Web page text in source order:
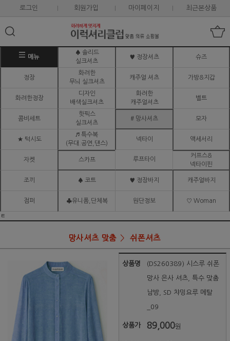
로그인 회원가입 마이페이지 최근본상품
메뉴
♠ 솔리드
실크셔츠
♥ 정장셔츠 슈즈
정장
화려한
무늬 실크셔츠
캐주얼 셔츠 가방&지갑
화려한정장
디자인
배색실크셔츠
화려한
캐주얼셔츠
벨트
콤비세트
핫픽스
실크셔츠
# 망사셔츠 모자
★ 턱시도
♬ 특수복
(무대.공연,댄스)
넥타이 액세서리
자켓 스카프 루프타이
커프스&
넥타이핀
조끼 ♠ 코트 ♥ 정장바지 캐주얼바지
점퍼 ♣유니폼,단체복 원단정보 ♡ Woman
ㅌ
망사셔츠 맞춤 쉬폰셔츠
상품명 (DS260389) 시스루 쉬폰
망사 은사 셔츠, 특수 맞춤
남방, SD 챠밍요루 메탈
_09
상품가 89,000원